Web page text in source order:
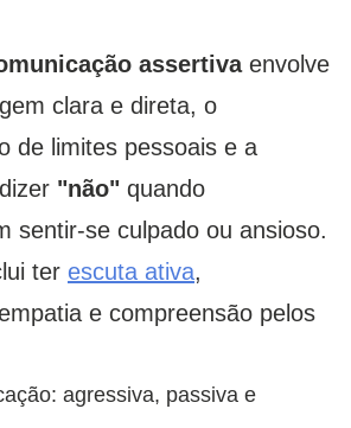
assertivaenvolve
clara e direta, o
de limites pessoais e a
"não" quando
sentir-se culpado ou ansioso.
ter escuta ativa,
e compreensão pelos
agressiva, passiva e